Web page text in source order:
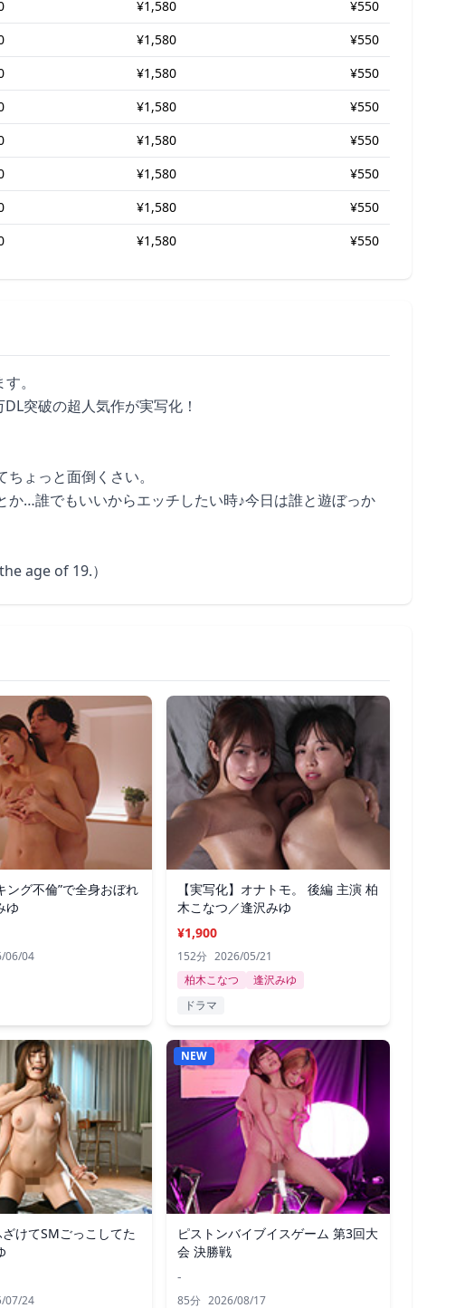
¥1,580
¥550
¥1,580
¥550
¥1,580
¥550
¥1,580
¥550
¥1,580
¥550
¥1,580
¥550
¥1,580
¥550
¥1,580 ¥550
。
突破の超人気作が実写化！
ょっと面倒くさい。
…誰でもいいからエッチしたい時♪今日は誰と遊ぼっか
age of 19.）
ング不倫”で全身おぼれ
ゆ
06/04
【実写化】オナトモ。 後編 主演 柏
木こなつ／逢沢みゆ
¥1,900
152分 2026/05/21
柏木こなつ
逢沢みゆ
ドラマ
けてSMごっこしてた
07/24
NEW
ピストンバイブイスゲーム 第3回大
会 決勝戦
-
85分 2026/08/17